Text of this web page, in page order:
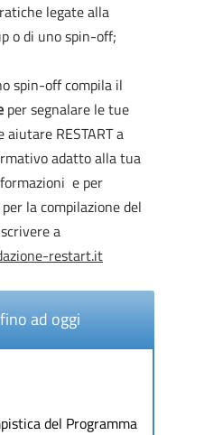
legate alla
o di uno spin-off;
spin-off compila il
per segnalare le tue
RESTART a
adatto alla tua
e per
la compilazione del
a
restart.it
ad oggi
del Programma